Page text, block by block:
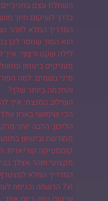
השתלת עצם
בדרך לשיקום חיוך
המדריך המלא לזוהר
הוא הסוד שחסר לכן
לילה שקט ורצוף:
מעניקים ביטחון
מיני בשמים: למה
והחכמה ביותר שלך?
השילוב המנצח: איך
הכי שימושי בארון
הליכון: הרבה יותר
מחודשת וביטחון
קוסמטיקה קוריאנית:
מקצועי וזוהר אצלך
המדריך המלא
7xl הרשמה וכניסה לעולם הפוקר המקצועי